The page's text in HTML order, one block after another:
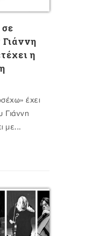
η
έχει
Γιάννη
με...